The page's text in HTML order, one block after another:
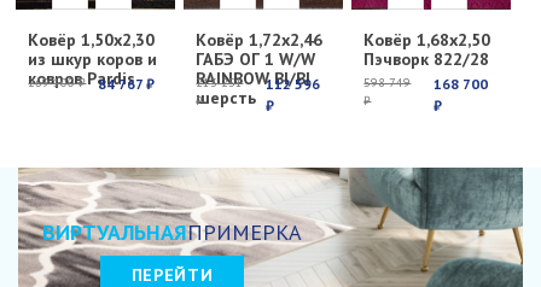
Ковёр 1,50х2,30
из шкур коров и
ковров Pardis
269 100 ₽ 84 767 ₽
Ковёр 1,72х2,46
ГАБЭ ОГ 1 W/W
RAINBOW BI/BI
шерсть
213 251
₽
112 596
₽
Ковёр 1,68х2,50
Пэчворк 822/28
598 749
₽
168 700
₽
ВИРТУАЛЬНАЯПРИМЕРКА
ПЕРЕЙТИ